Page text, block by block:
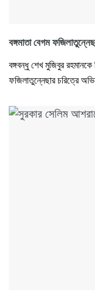
বঙ্গমাতা বেগম
বঙ্গবন্ধু শেখ মুজিবুর রহমানকে
ফজিলাতুন্নেছার চরিত্রে